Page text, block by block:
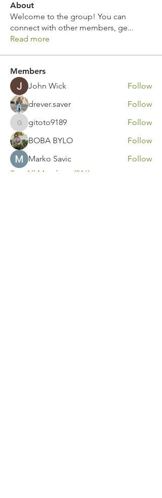
About
Welcome to the group! You can
connect with other members, ge...
Read more
Members
John Wick
Follow
drever.saver
Follow
gitoto9189
gitoto9189
Follow
BOBA BYLO
Follow
Marko Savic
Follow
See All Members (316)